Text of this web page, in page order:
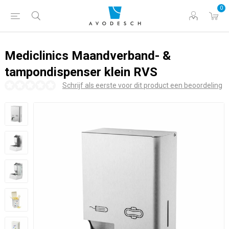
0
Mediclinics Maandverband- &
tampondispenser klein RVS
Schrijf als eerste voor dit product een beoordeling